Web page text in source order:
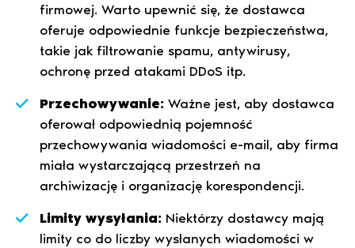
firmowej. Warto upewnić się, że dostawca
oferuje odpowiednie funkcje bezpieczeństwa,
takie jak filtrowanie spamu, antywirusy,
ochronę przed atakami DDoS itp.
Przechowywanie: Ważne jest, aby dostawca
oferował odpowiednią pojemność
przechowywania wiadomości e-mail, aby firma
miała wystarczającą przestrzeń na
archiwizację i organizację korespondencji.
Limity wysyłania: Niektórzy dostawcy mają
limity co do liczby wysłanych wiadomości w